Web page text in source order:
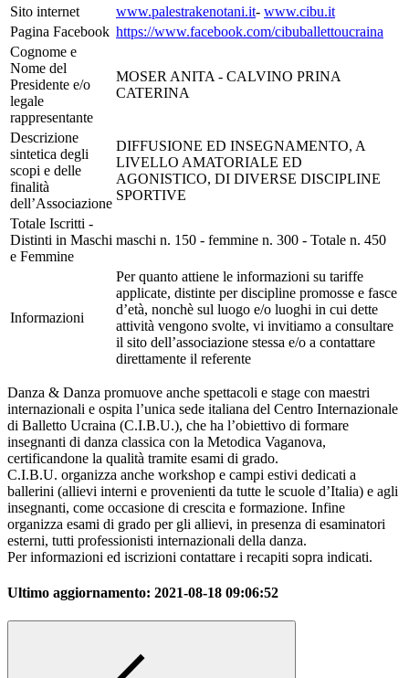
Sito internet
www.palestrakenotani.it- www.cibu.it
Pagina Facebook https://www.facebook.com/cibuballettoucraina
Cognome e
Nome del
Presidente e/o
legale
rappresentante
MOSER ANITA - CALVINO PRINA
CATERINA
Descrizione
sintetica degli
scopi e delle
finalità
dell’Associazione
DIFFUSIONE ED INSEGNAMENTO, A
LIVELLO AMATORIALE ED
AGONISTICO, DI DIVERSE DISCIPLINE
SPORTIVE
Totale Iscritti -
Distinti in Maschi
e Femmine
maschi n. 150 - femmine n. 300 - Totale n. 450
Informazioni
Per quanto attiene le informazioni su tariffe
applicate, distinte per discipline promosse e fasce
d’età, nonchè sul luogo e/o luoghi in cui dette
attività vengono svolte, vi invitiamo a consultare
il sito dell’associazione stessa e/o a contattare
direttamente il referente
Danza & Danza promuove anche spettacoli e stage con maestri
internazionali e ospita l’unica sede italiana del Centro Internazionale
di Balletto Ucraina (C.I.B.U.), che ha l’obiettivo di formare
insegnanti di danza classica con la Metodica Vaganova,
certificandone la qualità tramite esami di grado.
C.I.B.U. organizza anche workshop e campi estivi dedicati a
ballerini (allievi interni e provenienti da tutte le scuole d’Italia) e agli
insegnanti, come occasione di crescita e formazione. Infine
organizza esami di grado per gli allievi, in presenza di esaminatori
esterni, tutti professionisti internazionali della danza.
Per informazioni ed iscrizioni contattare i recapiti sopra indicati.
Ultimo aggiornamento: 2021-08-18 09:06:52